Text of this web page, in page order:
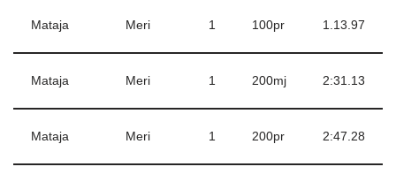
Mataja Meri 1 100pr 1.13.97
Mataja Meri 1 200mj 2:31.13
Mataja Meri 1 200pr 2:47.28